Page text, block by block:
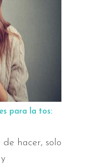
para la tos:
hacer, solo